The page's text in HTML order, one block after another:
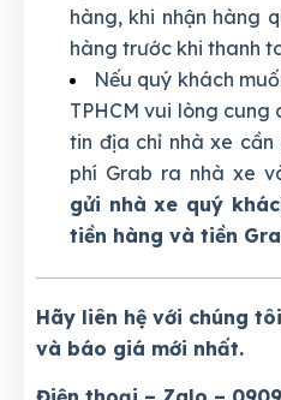
hàng, khi nhận hàng
hàng trước khi thanh
Nếu quý khách
TPHCM vui lòng
tin địa chỉ nhà xe cần
phí Grab ra nhà xe
gửi nhà xe quý
tiền hàng và tiền
Hãy liên hệ với chúng
và báo giá mới nhất.